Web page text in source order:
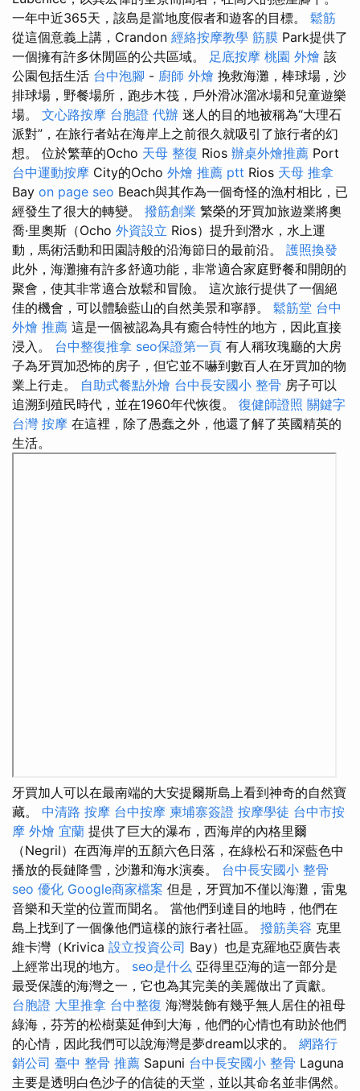
一年中近365天，該島是當地度假者和遊客的目標。 鬆筋
從這個意義上講，Crandon 經絡按摩教學 筋膜 Park提供了
一個擁有許多休閒區的公共區域。 足底按摩 桃園 外燴 該
公園包括生活 台中泡腳 - 廚師 外燴 挽救海灘，棒球場，沙
排球場，野餐場所，跑步木筏，戶外滑冰溜冰場和兒童遊樂
場。 文心路按摩 台胞證 代辦 迷人的目的地被稱為“大理石
派對”，在旅行者站在海岸上之前很久就吸引了旅行者的幻
想。 位於繁華的Ocho 天母 整復 Rios 辦桌外燴推薦 Port
台中運動按摩 City的Ocho 外燴 推薦 ptt Rios 天母 推拿
Bay on page seo Beach與其作為一個奇怪的漁村相比，已
經發生了很大的轉變。 撥筋創業 繁榮的牙買加旅遊業將奧
喬·里奧斯（Ocho 外資設立 Rios）提升到潛水，水上運
動，馬術活動和田園詩般的沿海節日的最前沿。 護照換發
此外，海灘擁有許多舒適功能，非常適合家庭野餐和開朗的
聚會，使其非常適合放鬆和冒險。 這次旅行提供了一個絕
佳的機會，可以體驗藍山的自然美景和寧靜。 鬆筋堂 台中
外燴 推薦 這是一個被認為具有癒合特性的地方，因此直接
浸入。 台中整復推拿 seo保證第一頁 有人稱玫瑰廳的大房
子為牙買加恐怖的房子，但它並不嚇到數百人在牙買加的物
業上行走。 自助式餐點外燴 台中長安國小 整骨 房子可以
追溯到殖民時代，並在1960年代恢復。 復健師證照 關鍵字
台灣 按摩 在這裡，除了愚蠢之外，他還了解了英國精英的
生活。
牙買加人可以在最南端的大安提爾斯島上看到神奇的自然寶
藏。 中清路 按摩 台中按摩 柬埔寨簽證 按摩學徒 台中市按
摩 外燴 宜蘭 提供了巨大的瀑布，西海岸的內格里爾
（Negril）在西海岸的五顏六色日落，在綠松石和深藍色中
播放的長鏈降雪，沙灘和海水演奏。 台中長安國小 整骨
seo 優化 Google商家檔案 但是，牙買加不僅以海灘，雷鬼
音樂和天堂的位置而聞名。 當他們到達目的地時，他們在
島上找到了一個像他們這樣的旅行者社區。 撥筋美容 克里
維卡灣（Krivica 設立投資公司 Bay）也是克羅地亞廣告表
上經常出現的地方。 seo是什么 亞得里亞海的這一部分是
最受保護的海灣之一，它也為其完美的美麗做出了貢獻。
台胞證 大里推拿 台中整復 海灣裝飾有幾乎無人居住的祖母
綠海，芬芳的松樹葉延伸到大海，他們的心情也有助於他們
的心情，因此我們可以說海灣是夢dream以求的。 網路行
銷公司 臺中 整骨 推薦 Sapuni 台中長安國小 整骨 Laguna
主要是透明白色沙子的信徒的天堂，並以其命名並非偶然。